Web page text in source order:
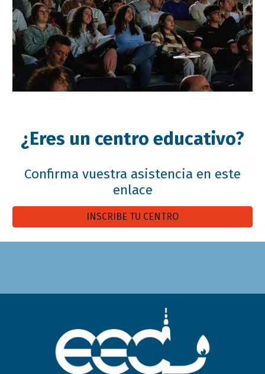
¿Eres un centro educativo?
Confirma vuestra asistencia en este
enlace
INSCRIBE TU CENTRO